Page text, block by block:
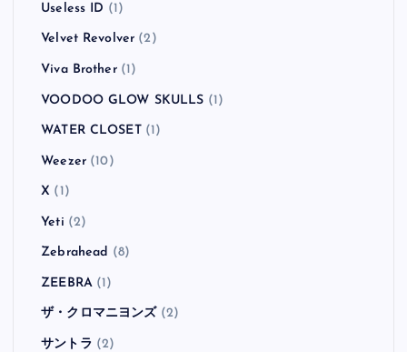
Useless ID (1)
Velvet Revolver (2)
Viva Brother(1)
VOODOO GLOW SKULLS (1)
WATER CLOSET(1)
Weezer(10)
X (1)
Yeti (2)
Zebrahead (8)
ZEEBRA(1)
ザ・クロマニヨンズ (2)
サントラ (2)